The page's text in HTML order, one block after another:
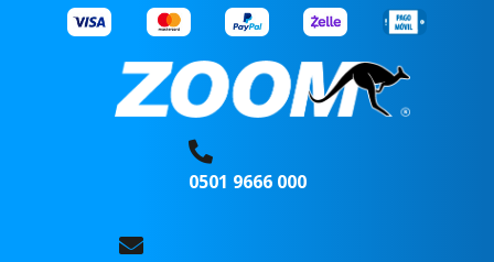
0501 9666 000